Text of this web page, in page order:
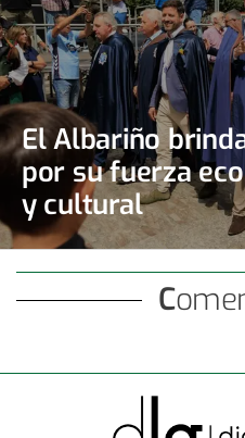
El Albariño
por su fuerza
y cultural